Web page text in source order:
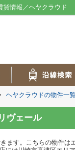
貸情報／ヘヤクラウド
ヘヤクラウドの物件一覧
ヴェール
ます。こちらの物件